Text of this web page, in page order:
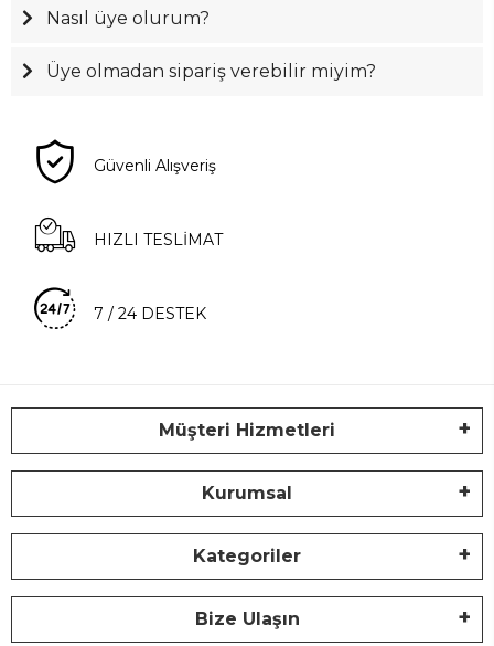
Nasıl üye olurum?
Üye olmadan sipariş verebilir miyim?
Güvenli Alışveriş
HIZLI TESLİMAT
7 / 24 DESTEK
Müşteri Hizmetleri
Kurumsal
Kategoriler
Bize Ulaşın